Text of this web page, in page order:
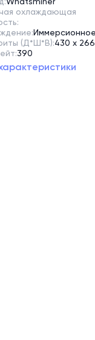
Whatsminer
охлаждающая
Иммерсионное
(Д*Ш*В):430 x
390